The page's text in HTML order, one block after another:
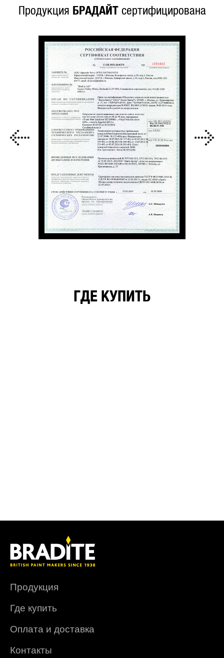
Продукция БРАДАЙТсертифицирована
ГДЕ КУПИТЬ
Продукция
Где купить
Оплата и доставка
Контакты